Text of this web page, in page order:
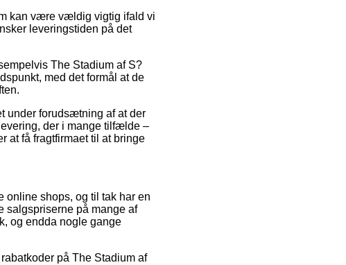
kan være vældig vigtig ifald vi
leveringstiden på det
The Stadium af S?
med det formål at de
under forudsætning af at der
der i mange tilfælde –
at få fragtfirmaet til at bringe
online shops, og til tak har en
salgspriserne på mange af
og endda nogle gange
på The Stadium af